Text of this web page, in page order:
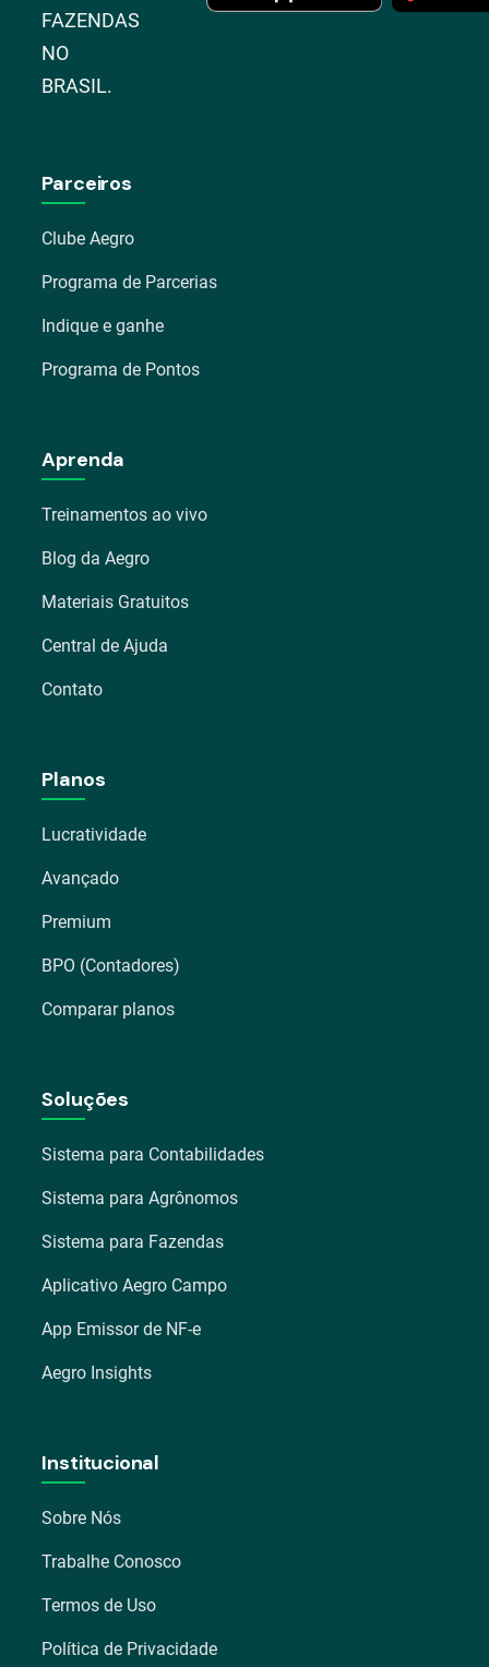
FAZENDAS
NO
BRASIL.
Parceiros
Clube Aegro
Programa de Parcerias
Indique e ganhe
Programa de Pontos
Aprenda
Treinamentos ao vivo
Blog da Aegro
Materiais Gratuitos
Central de Ajuda
Contato
Planos
Lucratividade
Avançado
Premium
BPO (Contadores)
Comparar planos
Soluções
Sistema para Contabilidades
Sistema para Agrônomos
Sistema para Fazendas
Aplicativo Aegro Campo
App Emissor de NF-e
Aegro Insights
Institucional
Sobre Nós
Trabalhe Conosco
Termos de Uso
Política de Privacidade